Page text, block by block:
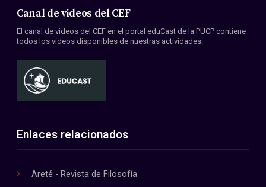
Canal de videos del CEF
El canal de videos del CEF en el portal eduCast de la PUCP contiene
todos los videos disponibles de nuestras actividades.
Enlaces relacionados
Areté - Revista de Filosofía